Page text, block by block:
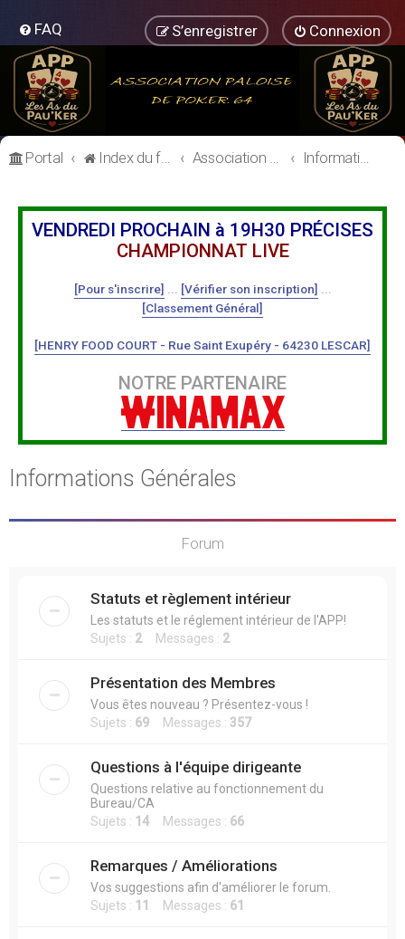
FAQ Connexion
S’enregistrer
Portal Index du forum Association Paloise de Poker Informations Générales
VENDREDI PROCHAIN à 19H30 PRÉCISES
CHAMPIONNAT LIVE
[Pour s'inscrire] [Vérifier son inscription]
[Classement Général]
[HENRY FOOD COURT - Rue Saint Exupéry - 64230 LESCAR]
NOTRE PARTENAIRE
Informations Générales
Forum
Statuts et règlement intérieur
Les statuts et le réglement intérieur de l'APP!
Sujets : 2Messages : 2
Présentation des Membres
Vous êtes nouveau ? Présentez-vous !
Sujets : 69 Messages : 357
Questions à l'équipe dirigeante
Questions relative au fonctionnement du
Bureau/CA
Sujets : 14 Messages : 66
Remarques / Améliorations
Vos suggestions afin d'améliorer le forum.
Sujets : 11 Messages : 61